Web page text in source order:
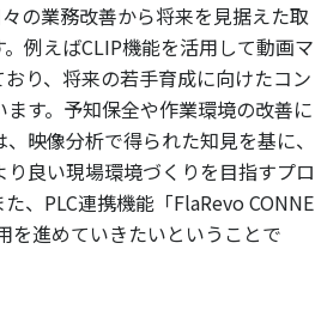
の業務改善から将来を見据えた取
例えばCLIP機能を活用して動画マ
り、将来の若手育成に向けたコン
す。予知保全や作業環境の改善に
映像分析で得られた知見を基に、
良い現場環境づくりを目指すプロ
、PLC連携機能「FlaRevo CONNE
を進めていきたいということで